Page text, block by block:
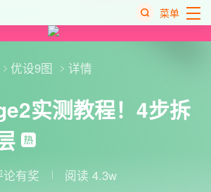
菜单
优设9图 详情
实测教程！4步拆
论有奖 阅读 4.3w